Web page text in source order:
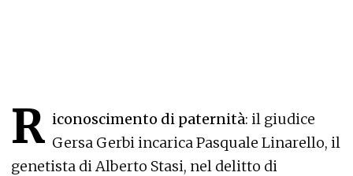
R iconoscimento di paternità: il giudice
Gersa Gerbi incarica Pasquale Linarello, il
genetista di Alberto Stasi, nel delitto di